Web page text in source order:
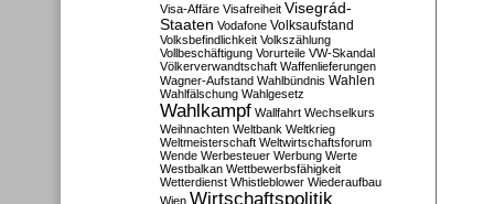
Visa-Affäre Visafreiheit Visegrád-
Staaten Vodafone Volksaufstand
Volksbefindlichkeit Volkszählung
Vollbeschäftigung Vorurteile VW-Skandal
Völkerverwandtschaft Waffenlieferungen
Wagner-Aufstand Wahlbündnis Wahlen
Wahlfälschung Wahlgesetz
Wahlkampf Wallfahrt Wechselkurs
Weihnachten Weltbank Weltkrieg
Weltmeisterschaft Weltwirtschaftsforum
Wende Werbesteuer Werbung Werte
Westbalkan Wettbewerbsfähigkeit
Wetterdienst Whistleblower Wiederaufbau
Wien Wirtschaftspolitik